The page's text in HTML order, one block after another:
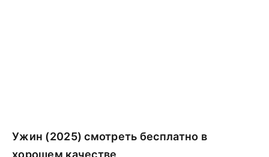
Ужин (2025) смотреть бесплатно в
хорошем качестве